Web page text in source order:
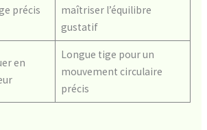
précis
maîtriser l’équilibre
gustatif
en
Longue tige pour un
mouvement circulaire
précis